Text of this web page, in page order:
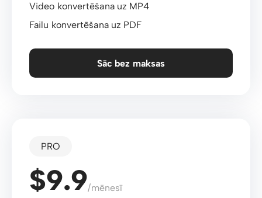
Video konvertēšana uz MP4
Failu konvertēšana uz PDF
Sāc bez maksas
PRO
$9.9/mēnesī